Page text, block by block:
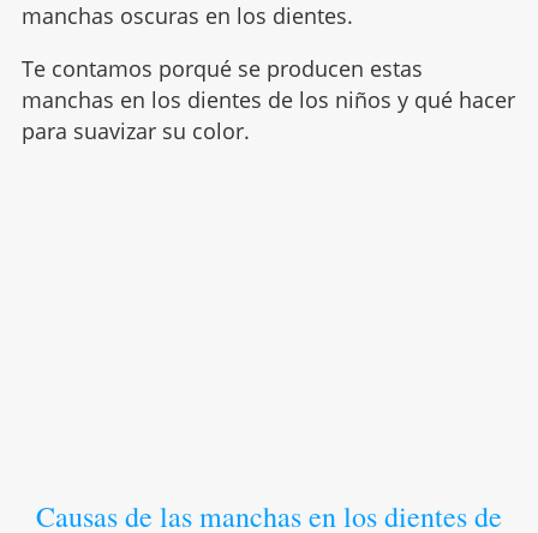
manchas oscuras en los dientes.
Te contamos porqué se producen estas
manchas en los dientes de los niños y qué hacer
para suavizar su color.
Causas de las manchas en los dientes de